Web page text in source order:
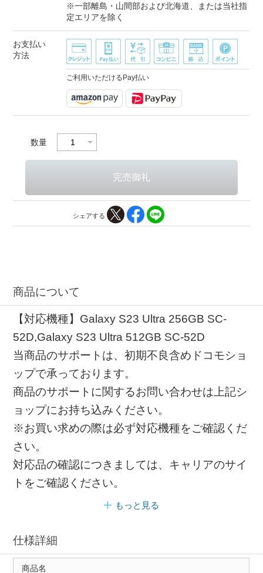
※一部離島・山間部および北海道、または当社指
定エリアを除く
お支払い
方法
ご利用いただけるPay払い
数量
シェアする
商品について
【対応機種】Galaxy S23 Ultra 256GB SC-
52D,Galaxy S23 Ultra 512GB SC-52D
当商品のサポートは、初期不良含めドコモショ
ップで承っております。
商品のサポートに関するお問い合わせは上記シ
ョップにお持ち込みください。
※お買い求めの際は必ず対応機種をご確認くだ
さい。
対応品の確認につきましては、キャリアのサイ
トをご確認ください。
もっと見る
仕様詳細
商品名